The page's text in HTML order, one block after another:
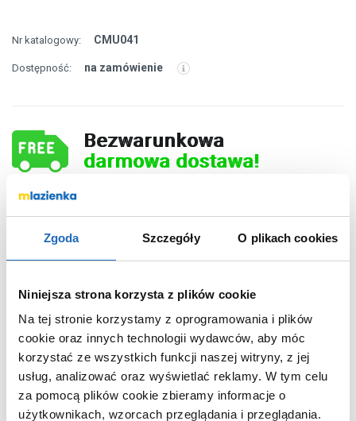
Zgoda Szczegóły O plikach cookies
Niniejsza strona korzysta z plików cookie
Na tej stronie korzystamy z oprogramowania i plików
cookie oraz innych technologii wydawców, aby móc
korzystać ze wszystkich funkcji naszej witryny, z jej
usług, analizować oraz wyświetlać reklamy. W tym celu
za pomocą plików cookie zbieramy informacje o
użytkownikach, wzorcach przeglądania i przeglądania.
Nr katalogowy: CMU041
Dostępność: na zamówienie
Bezwarunkowa
darmowa dostawa!
91,00
DO KOSZYKA
Chcesz zamówić telefonicznie?